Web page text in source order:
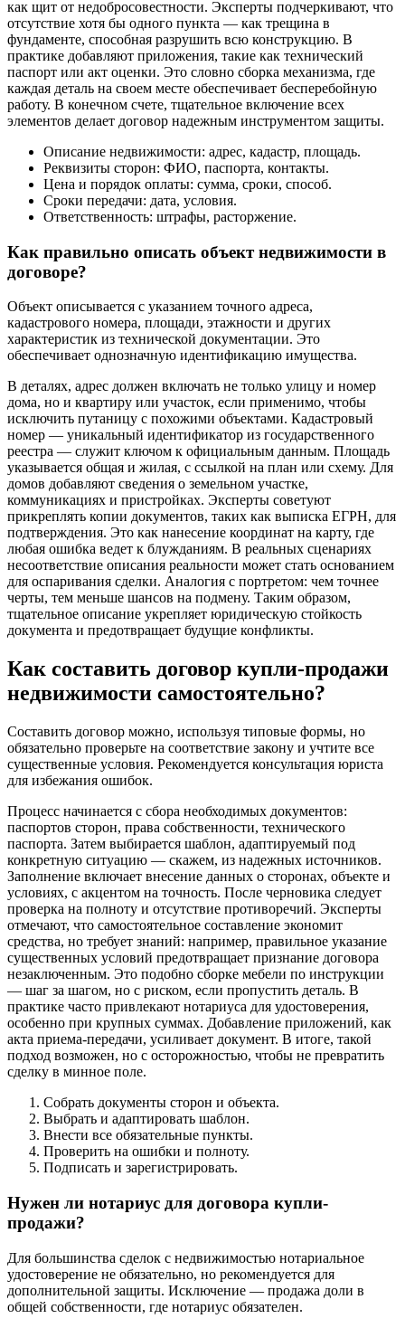
как щит от недобросовестности. Эксперты подчеркивают, что
отсутствие хотя бы одного пункта — как трещина в
фундаменте, способная разрушить всю конструкцию. В
практике добавляют приложения, такие как технический
паспорт или акт оценки. Это словно сборка механизма, где
каждая деталь на своем месте обеспечивает бесперебойную
работу. В конечном счете, тщательное включение всех
элементов делает договор надежным инструментом защиты.
Описание недвижимости: адрес, кадастр, площадь.
Реквизиты сторон: ФИО, паспорта, контакты.
Цена и порядок оплаты: сумма, сроки, способ.
Сроки передачи: дата, условия.
Ответственность: штрафы, расторжение.
Как правильно описать объект недвижимости в
договоре?
Объект описывается с указанием точного адреса,
кадастрового номера, площади, этажности и других
характеристик из технической документации. Это
обеспечивает однозначную идентификацию имущества.
В деталях, адрес должен включать не только улицу и номер
дома, но и квартиру или участок, если применимо, чтобы
исключить путаницу с похожими объектами. Кадастровый
номер — уникальный идентификатор из государственного
реестра — служит ключом к официальным данным. Площадь
указывается общая и жилая, с ссылкой на план или схему. Для
домов добавляют сведения о земельном участке,
коммуникациях и пристройках. Эксперты советуют
прикреплять копии документов, таких как выписка ЕГРН, для
подтверждения. Это как нанесение координат на карту, где
любая ошибка ведет к блужданиям. В реальных сценариях
несоответствие описания реальности может стать основанием
для оспаривания сделки. Аналогия с портретом: чем точнее
черты, тем меньше шансов на подмену. Таким образом,
тщательное описание укрепляет юридическую стойкость
документа и предотвращает будущие конфликты.
Как составить договор купли-продажи
недвижимости самостоятельно?
Составить договор можно, используя типовые формы, но
обязательно проверьте на соответствие закону и учтите все
существенные условия. Рекомендуется консультация юриста
для избежания ошибок.
Процесс начинается с сбора необходимых документов:
паспортов сторон, права собственности, технического
паспорта. Затем выбирается шаблон, адаптируемый под
конкретную ситуацию — скажем, из надежных источников.
Заполнение включает внесение данных о сторонах, объекте и
условиях, с акцентом на точность. После черновика следует
проверка на полноту и отсутствие противоречий. Эксперты
отмечают, что самостоятельное составление экономит
средства, но требует знаний: например, правильное указание
существенных условий предотвращает признание договора
незаключенным. Это подобно сборке мебели по инструкции
— шаг за шагом, но с риском, если пропустить деталь. В
практике часто привлекают нотариуса для удостоверения,
особенно при крупных суммах. Добавление приложений, как
акта приема-передачи, усиливает документ. В итоге, такой
подход возможен, но с осторожностью, чтобы не превратить
сделку в минное поле.
Собрать документы сторон и объекта.
Выбрать и адаптировать шаблон.
Внести все обязательные пункты.
Проверить на ошибки и полноту.
Подписать и зарегистрировать.
Нужен ли нотариус для договора купли-
продажи?
Для большинства сделок с недвижимостью нотариальное
удостоверение не обязательно, но рекомендуется для
дополнительной защиты. Исключение — продажа доли в
общей собственности, где нотариус обязателен.